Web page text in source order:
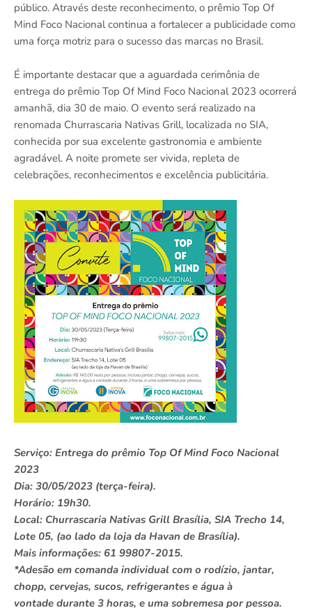
público. Através deste reconhecimento, o prêmio Top Of
Mind Foco Nacional continua a fortalecer a publicidade como
uma força motriz para o sucesso das marcas no Brasil.
É importante destacar que a aguardada cerimônia de
entrega do prêmio Top Of Mind Foco Nacional 2023 ocorrerá
amanhã, dia 30 de maio. O evento será realizado na
renomada Churrascaria Nativas Grill, localizada no SIA,
conhecida por sua excelente gastronomia e ambiente
agradável. A noite promete ser vivida, repleta de
celebrações, reconhecimentos e excelência publicitária.
Serviço: Entrega do prêmio Top Of Mind Foco Nacional
2023
Dia: 30/05/2023 (terça-feira).
Horário: 19h30.
Local: Churrascaria Nativas Grill Brasília, SIA Trecho 14,
Lote 05, (ao lado da loja da Havan de Brasília).
Mais informações: 61 99807-2015.
*Adesão em comanda individual com o rodízio, jantar,
chopp, cervejas, sucos, refrigerantes e água à
vontade durante 3 horas, e uma sobremesa por pessoa.